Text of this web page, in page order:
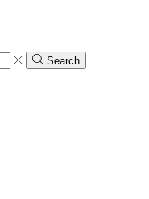
Search